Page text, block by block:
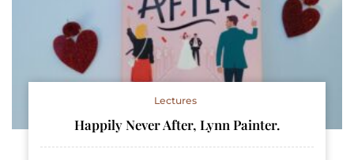
Lectures
Happily Never After, Lynn Painter.